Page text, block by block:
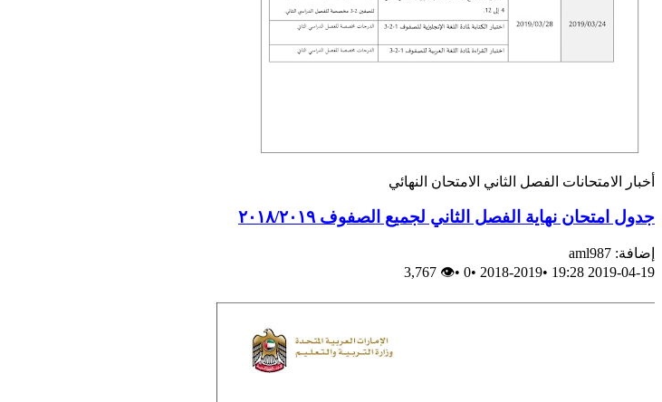
أخبار الامتحانات الفصل الثاني الامتحان النهائي
جدول امتحان نهاية الفصل الثاني لجميع الصفوف ٢٠١٨/٢٠١٩
إضافة: aml987
2019-04-19 19:28
•
2018-2019
•
0
•
👁 3,767